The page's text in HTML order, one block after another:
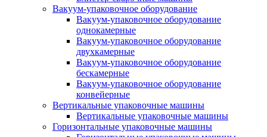
Вакуум-упаковочное оборудование
Вакуум-упаковочное оборудование
однокамерные
Вакуум-упаковочное оборудование
двухкамерные
Вакуум-упаковочное оборудование
беcкамерные
Вакуум-упаковочное оборудование
конвейерные
Вертикальные упаковочные машины
Вертикальные упаковочные машины
Горизонтальные упаковочные машины